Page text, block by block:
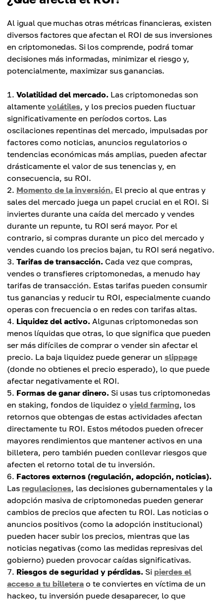
Al igual que muchas otras métricas financieras, existen
diversos factores que afectan el ROI de sus inversiones
en criptomonedas. Si los comprende, podrá tomar
decisiones más informadas, minimizar el riesgo y,
potencialmente, maximizar sus ganancias.
Volatilidad del mercado. Las criptomonedas son
altamente volátiles, y los precios pueden fluctuar
significativamente en períodos cortos. Las
oscilaciones repentinas del mercado, impulsadas por
factores como noticias, anuncios regulatorios o
tendencias económicas más amplias, pueden afectar
drásticamente el valor de sus tenencias y, en
consecuencia, su ROI.
Momento de la inversión. El precio al que entras y
sales del mercado juega un papel crucial en el ROI. Si
inviertes durante una caída del mercado y vendes
durante un repunte, tu ROI será mayor. Por el
contrario, si compras durante un pico del mercado y
vendes cuando los precios bajan, tu ROI será negativo.
Tarifas de transacción. Cada vez que compras,
vendes o transfieres criptomonedas, a menudo hay
tarifas de transacción. Estas tarifas pueden consumir
tus ganancias y reducir tu ROI, especialmente cuando
operas con frecuencia o en redes con tarifas altas.
Liquidez del activo. Algunas criptomonedas son
menos líquidas que otras, lo que significa que pueden
ser más difíciles de comprar o vender sin afectar el
precio. La baja liquidez puede generar un slippage
(donde no obtienes el precio esperado), lo que puede
afectar negativamente el ROI.
Formas de ganar dinero. Si usas tus criptomonedas
en staking, fondos de liquidez o yield farming, los
retornos que obtengas de estas actividades afectan
directamente tu ROI. Estos métodos pueden ofrecer
mayores rendimientos que mantener activos en una
billetera, pero también pueden conllevar riesgos que
afecten el retorno total de tu inversión.
Factores externos (regulación, adopción, noticias).
Las regulaciones, las decisiones gubernamentales y la
adopción masiva de criptomonedas pueden generar
cambios de precios que afecten tu ROI. Las noticias o
anuncios positivos (como la adopción institucional)
pueden hacer subir los precios, mientras que las
noticias negativas (como las medidas represivas del
gobierno) pueden provocar caídas significativas.
Riesgos de seguridad y pérdidas. Si pierdes el
acceso a tu billetera o ​​te conviertes en víctima de un
hackeo, tu inversión puede desaparecer, lo que